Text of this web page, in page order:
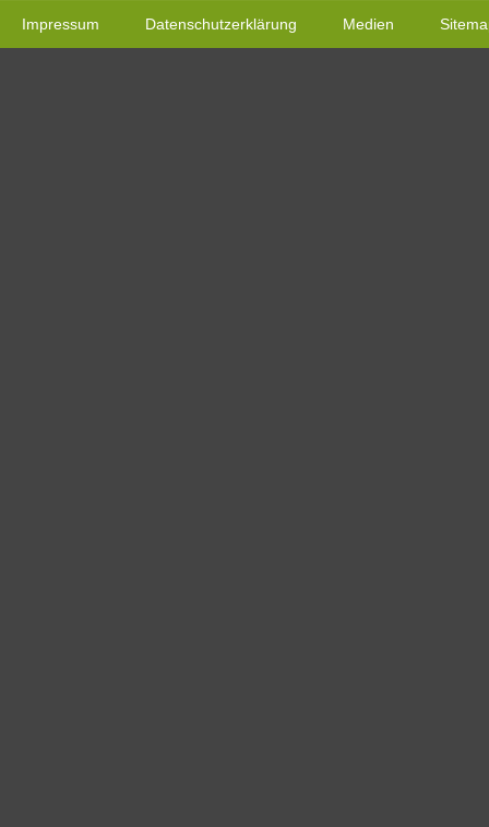
Impressum Datenschutzerklärung Medien